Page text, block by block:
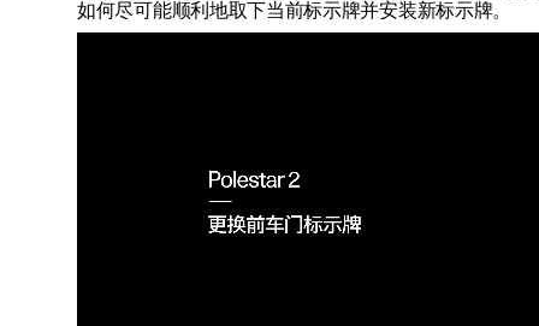
如何尽可能顺利地取下当前标示牌并安装新标示牌。